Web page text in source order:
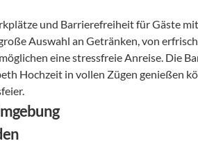
und Barrierefreiheit für Gäste
Auswahl an Getränken, von
eine stressfreie Anreise. Die
Hochzeit in vollen Zügen genießen